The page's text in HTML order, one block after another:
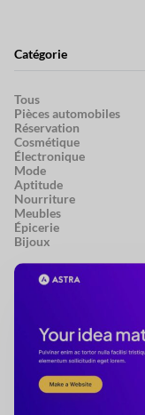
Catégorie
Tous
Pièces automobiles
Réservation
Cosmétique
Électronique
Mode
Aptitude
Nourriture
Meubles
Épicerie
Bijoux